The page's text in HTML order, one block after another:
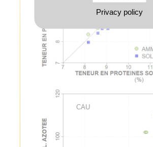
CAU
Privacy policy